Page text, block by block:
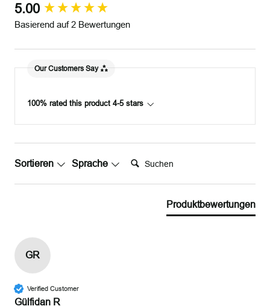
5.00
Basierend auf 2 Bewertungen
Our Customers Say
100% rated this product 4-5 stars
Sortieren Sprache Suchen:
Produktbewertungen
GR
Verified Customer
Gülfidan R
New content loaded